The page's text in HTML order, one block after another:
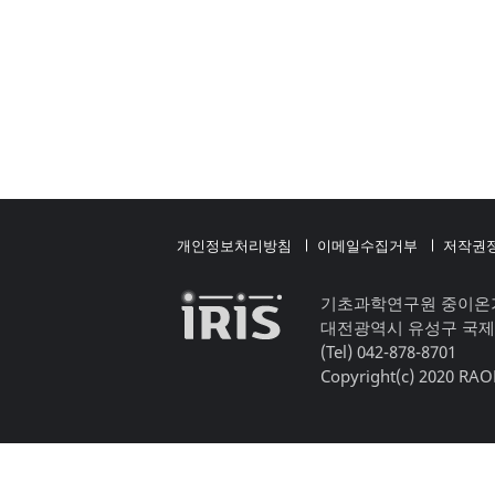
개인정보처리방침 이메일수집거부 저작권
기초과학연구원 중이
대전광역시 유성구 국
(Tel) 042-878-8701
Copyright(c) 2020